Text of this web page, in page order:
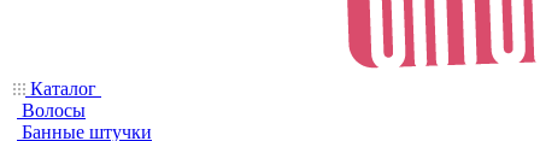
Каталог
Волосы
Банные штучки